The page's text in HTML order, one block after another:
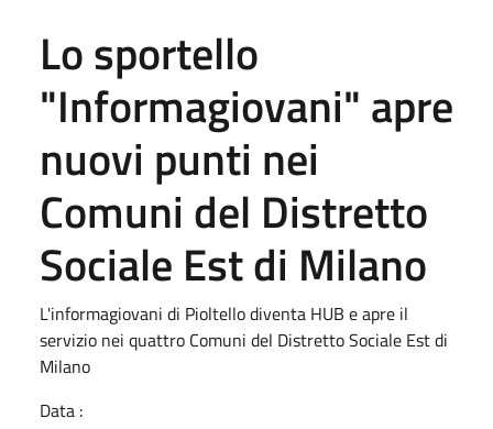
Lo sportello
"Informagiovani" apre
nuovi punti nei
Comuni del Distretto
Sociale Est di Milano
L'informagiovani di Pioltello diventa HUB e apre il
servizio nei quattro Comuni del Distretto Sociale Est di
Milano
Data :